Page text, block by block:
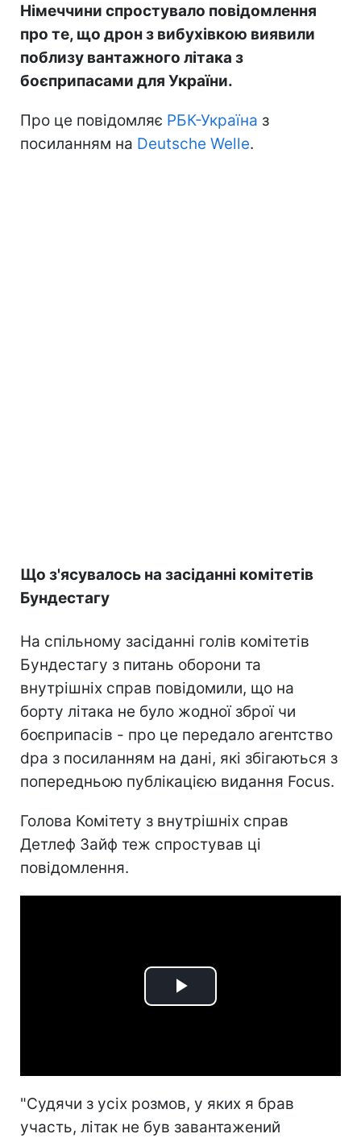
Німеччини спростувало повідомлення
про те, що дрон з вибухівкою виявили
поблизу вантажного літака з
боєприпасами для України.
Про це повідомляє РБК-Україна з
посиланням на Deutsche Welle.
Що з'ясувалось на засіданні комітетів
Бундестагу
На спільному засіданні голів комітетів
Бундестагу з питань оборони та
внутрішніх справ повідомили, що на
борту літака не було жодної зброї чи
боєприпасів - про це передало агентство
dpa з посиланням на дані, які збігаються з
попередньою публікацією видання Focus.
Голова Комітету з внутрішніх справ
Детлеф Зайф теж спростував ці
повідомлення.
Play
"Судячи з усіх розмов, у яких я брав
участь, літак не був завантажений